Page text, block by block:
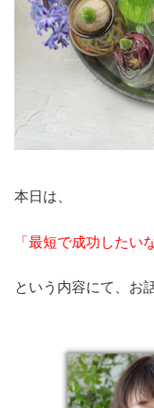
本日は、
「最短で成功したい
という内容にて、お